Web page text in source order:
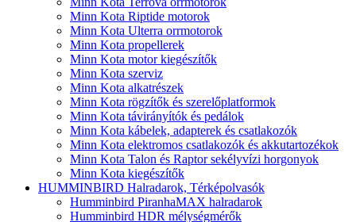
Minn Kota Riptide motorok
Minn Kota Ulterra orrmotorok
Minn Kota propellerek
Minn Kota motor kiegészítők
Minn Kota szerviz
Minn Kota alkatrészek
Minn Kota rögzítők és szerelőplatformok
Minn Kota távirányítók és pedálok
Minn Kota kábelek, adapterek és csatlakozók
Minn Kota elektromos csatlakozók és akkutartozékok
Minn Kota Talon és Raptor sekélyvízi horgonyok
Minn Kota kiegészítők
HUMMINBIRD Halradarok, Térképolvasók
Humminbird PiranhaMAX halradarok
Humminbird HDR mélységmérők